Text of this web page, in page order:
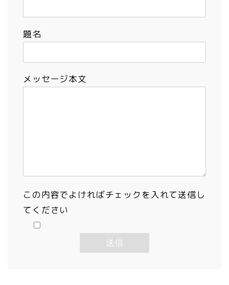
題名
メッセージ本文
この内容でよければチェックを入れて送信し
てください